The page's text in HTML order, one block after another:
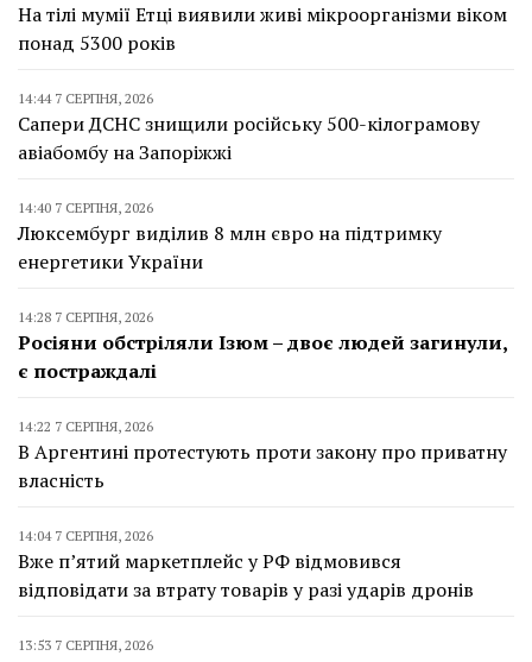
На тілі мумії Етці виявили живі мікроорганізми віком
понад 5300 років
14:44 7 СЕРПНЯ, 2026
Сапери ДСНС знищили російську 500-кілограмову
авіабомбу на Запоріжжі
14:40 7 СЕРПНЯ, 2026
Люксембург виділив 8 млн євро на підтримку
енергетики України
14:28 7 СЕРПНЯ, 2026
Росіяни обстріляли Ізюм – двоє людей загинули,
є постраждалі
14:22 7 СЕРПНЯ, 2026
В Аргентині протестують проти закону про приватну
власність
14:04 7 СЕРПНЯ, 2026
Вже п’ятий маркетплейс у РФ відмовився
відповідати за втрату товарів у разі ударів дронів
13:53 7 СЕРПНЯ, 2026